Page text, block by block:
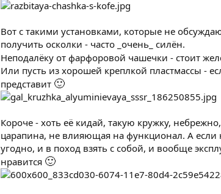
Вот с такими установками, которые не
получить осколки - часто _очень_ силён.
Неподалёку от фарфоровой чашечки - стоит
Или пусть из хорошей креплкой пластмассы -
представит 🙂
Короче - хоть её кидай, такую кружку,
царапина, не влияющая на функционал. А если
угодно, и в поход взять с собой, и вообще
нравится 🙂